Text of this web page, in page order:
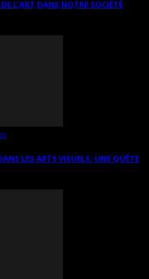
L’ART DANS NOTRE SOCIÉTÉ
LES ARTS VISUELS: UNE QUÊTE